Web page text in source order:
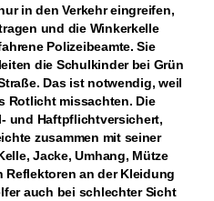
in den Verkehr eingreifen,
und die Winkerkelle
Polizeibeamte. Sie
die Schulkinder bei Grün
Das ist notwendig, weil
Rotlicht missachten. Die
und Haftpflichtversichert,
zusammen mit seiner
Jacke, Umhang, Mütze
Reflektoren an der Kleidung
auch bei schlechter Sicht